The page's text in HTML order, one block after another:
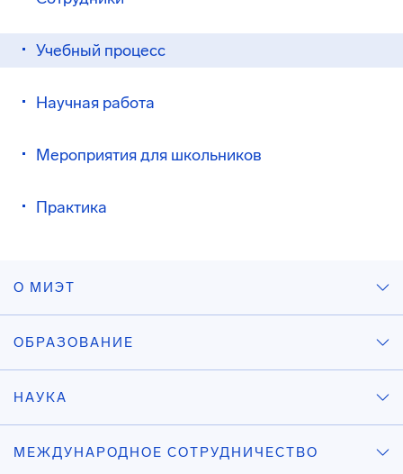
Учебный процесс
Научная работа
Мероприятия для школьников
Практика
О МИЭТ
ОБРАЗОВАНИЕ
НАУКА
МЕЖДУНАРОДНОЕ СОТРУДНИЧЕСТВО